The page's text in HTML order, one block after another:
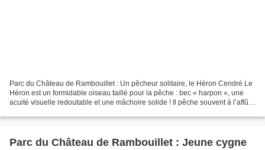
Parc du Château de Rambouillet : Un pêcheur solitaire, le Héron Cendré Le
Héron est un formidable oiseau taillé pour la pêche : bec « harpon », une
acuité visuelle redoutable et une mâchoire solide ! Il pêche souvent à l’affût
Parc du Château de Rambouillet : Jeune cygne